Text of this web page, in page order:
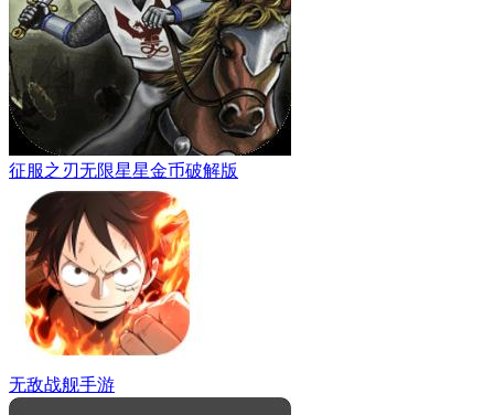
征服之刃无限星星金币破解版
无敌战舰手游